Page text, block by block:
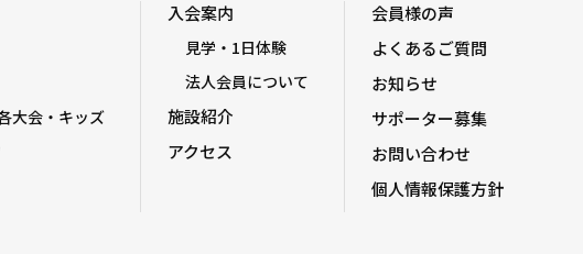
大会・キッズ
入会案内
見学・1日体験
法人会員について
施設紹介
アクセス
会員様の声
よくあるご質問
お知らせ
サポーター募集
お問い合わせ
個人情報保護方針